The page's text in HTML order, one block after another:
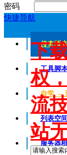
密码
快捷导航
传奇版
工具脚
自学 →
列表空间
服务器
下
权
流
站